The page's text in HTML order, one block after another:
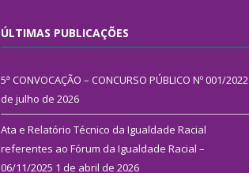
ÚLTIMAS PUBLICAÇÕES
5ª CONVOCAÇÃO – CONCURSO PÚBLICO Nº 001/2022
de julho de 2026
Ata e Relatório Técnico da Igualdade Racial
referentes ao Fórum da Igualdade Racial –
06/11/2025 1 de abril de 2026